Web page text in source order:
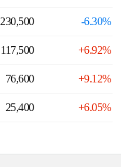
230,500 -6.30%
117,500 +6.92%
76,600 +9.12%
25,400 +6.05%